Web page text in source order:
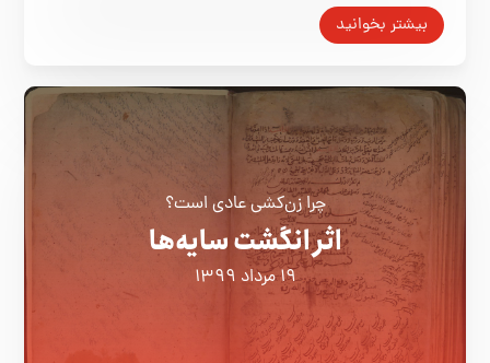
بیشتر بخوانید
چرا زن‌کشی عادی است؟
اثر انگشت سایه‌ها
۱۹ مرداد ۱۳۹۹